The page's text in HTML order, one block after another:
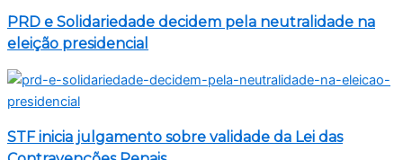
PRD e Solidariedade decidem pela neutralidade na
eleição presidencial
STF inicia julgamento sobre validade da Lei das